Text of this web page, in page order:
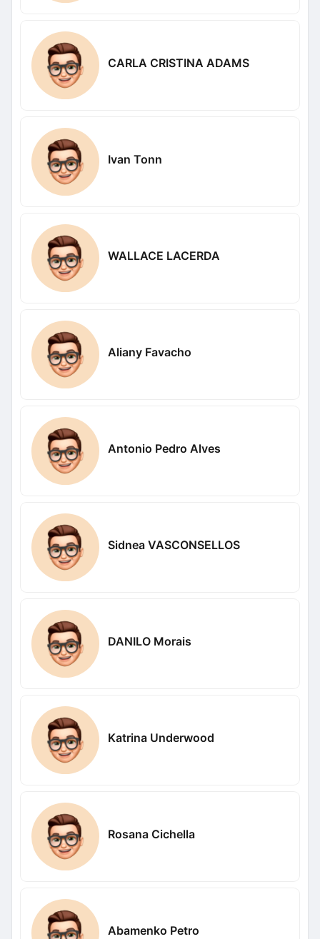
CARLA CRISTINA ADAMS
Ivan Tonn
WALLACE LACERDA
Aliany Favacho
Antonio Pedro Alves
Sidnea VASCONSELLOS
DANILO Morais
Katrina Underwood
Rosana Cichella
Abamenko Petro